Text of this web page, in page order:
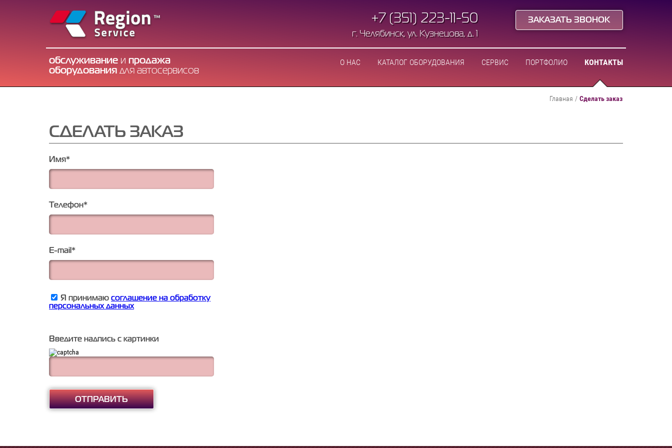
+7 (351) 223-11-50
г. Челябинск, ул. Кузнецова, д. 1
ЗАКАЗАТЬ ЗВОНОК
обслуживание ипродажа
оборудования для автосервисов
О НАС КАТАЛОГ ОБОРУДОВАНИЯ СЕРВИС ПОРТФОЛИО КОНТАКТЫ
Главная / Сделать заказ
СДЕЛАТЬ ЗАКАЗ
Имя*
Телефон *
E-mail *
Я принимаюсоглашение на обработку
персональных данных
Введите надпись с картинки
ОТПРАВИТЬ